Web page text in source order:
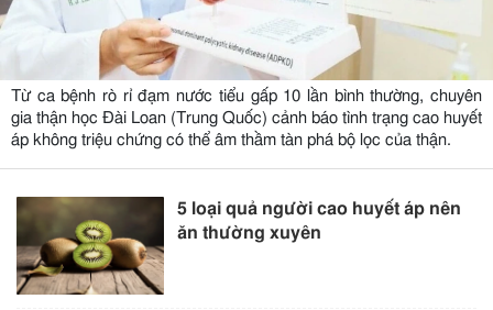
Từ ca bệnh rò rỉ đạm nước tiểu gấp 10 lần bình thường, chuyên
gia thận học Đài Loan (Trung Quốc) cảnh báo tình trạng cao huyết
áp không triệu chứng có thể âm thầm tàn phá bộ lọc của thận.
5 loại quả người cao huyết áp nên
ăn thường xuyên